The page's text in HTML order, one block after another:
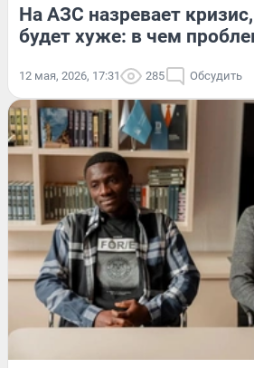
На АЗС назревает
будет хуже: в чем
12 мая, 2026, 17:31 285 Обсудить